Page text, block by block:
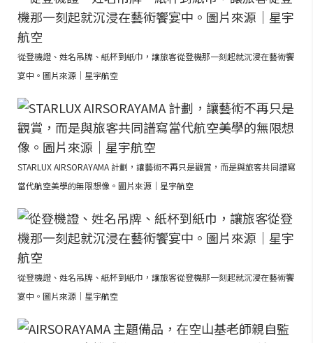
從登機證、姓名吊牌、紙杯到紙巾，讓旅客從登機那一刻起就沉浸在藝術饗
宴中。圖片來源｜星宇航空
STARLUX AIRSORAYAMA 計劃，讓藝術不再只是觀賞，而是與旅客共同譜寫
當代航空美學的無限想像。圖片來源｜星宇航空
從登機證、姓名吊牌、紙杯到紙巾，讓旅客從登機那一刻起就沉浸在藝術饗
宴中。圖片來源｜星宇航空